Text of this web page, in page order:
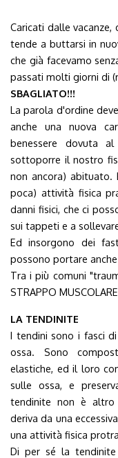
Caricati dalle vacanze,
tende a buttarsi in
che già facevamo
passati molti giorni di
SBAGLIATO!!!
La parola d'ordine
anche una nuova
benessere dovuta
sottoporre il nostro
non ancora) abituato.
poca) attività fisica
danni fisici, che ci
sui tappeti e a
Ed insorgono dei
possono portare
Tra i più comuni
STRAPPO
LA TENDINITE
I tendini sono i fasci
ossa. Sono
elastiche, ed il loro
sulle ossa, e
tendinite non è altro
deriva da una
una attività fisica
Di per sé la